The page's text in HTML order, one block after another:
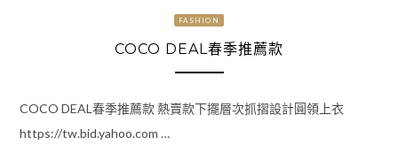
FASHION
COCO DEAL春季推薦款
COCO DEAL春季推薦款 熱賣款下擺層次抓摺設計圓領上衣
https://tw.bid.yahoo.com …